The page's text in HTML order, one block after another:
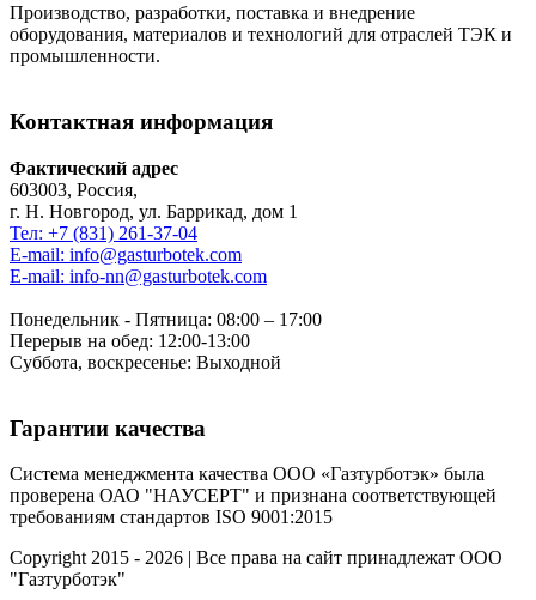
Производство, разработки, поставка и внедрение
оборудования, материалов и технологий для отраслей ТЭК и
промышленности.
Контактная информация
Фактический адрес
603003, Россия,
г. Н. Новгород, ул. Баррикад, дом 1
Тел: +7 (831) 261-37-04
E-mail: info@gasturbotek.com
E-mail: info-nn@gasturbotek.com
Понедельник - Пятница: 08:00 – 17:00
Перерыв на обед: 12:00-13:00
Суббота, воскресенье: Выходной
Гарантии качества
Система менеджмента качества ООО «Газтурботэк» была
проверена ОАО "НАУСЕРТ" и признана соответствующей
требованиям стандартов ISO 9001:2015
Copyright 2015 - 2026 | Все права на сайт принадлежат ООО
"Газтурботэк"